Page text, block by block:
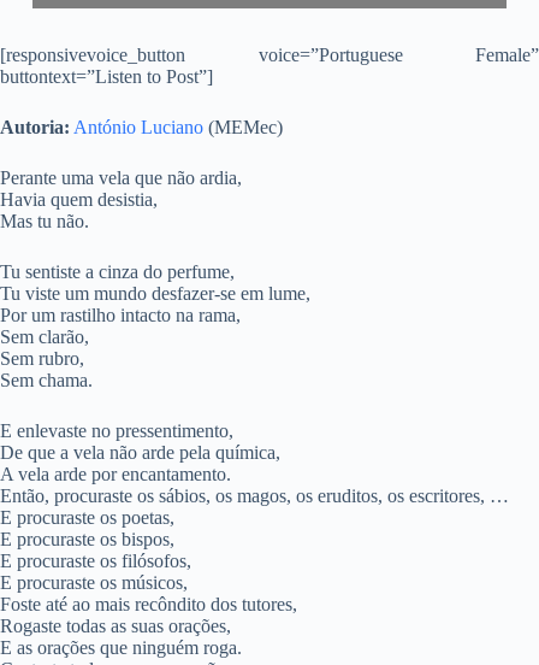
[responsivevoice_button voice=”Portuguese Female”
buttontext=”Listen to Post”]
Autoria: António Luciano (MEMec)
Perante uma vela que não ardia,
Havia quem desistia,
Mas tu não.
Tu sentiste a cinza do perfume,
Tu viste um mundo desfazer-se em lume,
Por um rastilho intacto na rama,
Sem clarão,
Sem rubro,
Sem chama.
E enlevaste no pressentimento,
De que a vela não arde pela química,
A vela arde por encantamento.
Então, procuraste os sábios, os magos, os eruditos, os escritores, …
E procuraste os poetas,
E procuraste os bispos,
E procuraste os filósofos,
E procuraste os músicos,
Foste até ao mais recôndito dos tutores,
Rogaste todas as suas orações,
E as orações que ninguém roga.